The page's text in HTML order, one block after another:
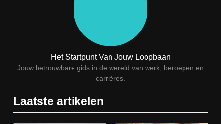
Wat verdient een machine
operator? Salaris, factoren en
doorgroeimogelijkheden
TECHNIEK, PRODUCTIE EN BOUW
Een frisse kijk op menselijke
Het Startpunt Van Jouw Loopbaan
Jouw betrouwbare gids in de wereld van werk, beroepen en
carrières.
Laatste artikelen